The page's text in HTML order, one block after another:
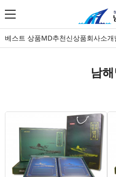
베스트 상품MD추천신상품회사소개
남